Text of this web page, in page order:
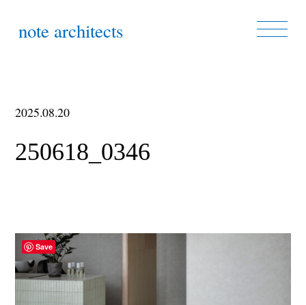
note architects
2025.08.20
250618_0346
Save